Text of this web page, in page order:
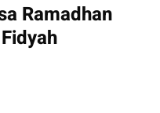
Ramadhan